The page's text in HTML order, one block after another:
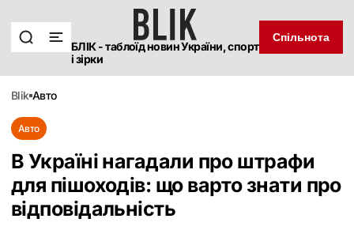
БЛІК - таблоїд новин України, спорт
і зірки
Спільнота
blik авто
Авто
В Україні нагадали про штрафи
для пішоходів: що варто знати про
відповідальність